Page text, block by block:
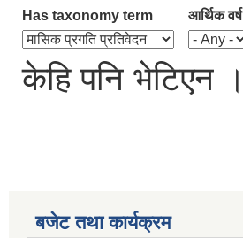
Has taxonomy term आर्थिक वर्ष
केहि पनि भेटिएन ।
बजेट तथा कार्यक्रम